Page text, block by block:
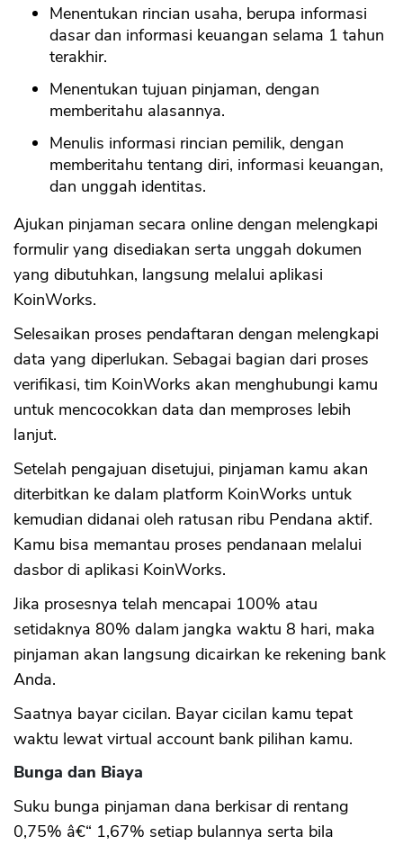
Menentukan rincian usaha, berupa informasi
dasar dan informasi keuangan selama 1 tahun
terakhir.
Menentukan tujuan pinjaman, dengan
memberitahu alasannya.
Menulis informasi rincian pemilik, dengan
memberitahu tentang diri, informasi keuangan,
dan unggah identitas.
Ajukan pinjaman secara online dengan melengkapi
formulir yang disediakan serta unggah dokumen
yang dibutuhkan, langsung melalui aplikasi
KoinWorks.
Selesaikan proses pendaftaran dengan melengkapi
data yang diperlukan. Sebagai bagian dari proses
verifikasi, tim KoinWorks akan menghubungi kamu
untuk mencocokkan data dan memproses lebih
lanjut.
Setelah pengajuan disetujui, pinjaman kamu akan
diterbitkan ke dalam platform KoinWorks untuk
kemudian didanai oleh ratusan ribu Pendana aktif.
Kamu bisa memantau proses pendanaan melalui
dasbor di aplikasi KoinWorks.
Jika prosesnya telah mencapai 100% atau
setidaknya 80% dalam jangka waktu 8 hari, maka
pinjaman akan langsung dicairkan ke rekening bank
Anda.
Saatnya bayar cicilan. Bayar cicilan kamu tepat
waktu lewat virtual account bank pilihan kamu.
Bunga dan Biaya
Suku bunga pinjaman dana berkisar di rentang
0,75% â€“ 1,67% setiap bulannya serta bila